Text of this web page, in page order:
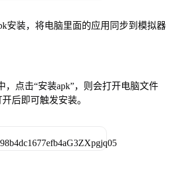
安装，将电脑里面的应用同步到模拟器
，点击“安装apk”，则会打开电脑文件
后即可触发安装。